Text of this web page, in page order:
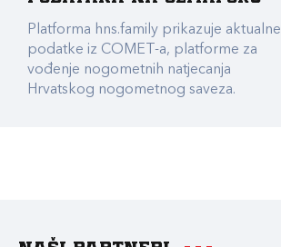
Platforma hns.family prikazuje aktualne
podatke iz COMET-a, platforme za
vođenje nogometnih natjecanja
Hrvatskog nogometnog saveza.